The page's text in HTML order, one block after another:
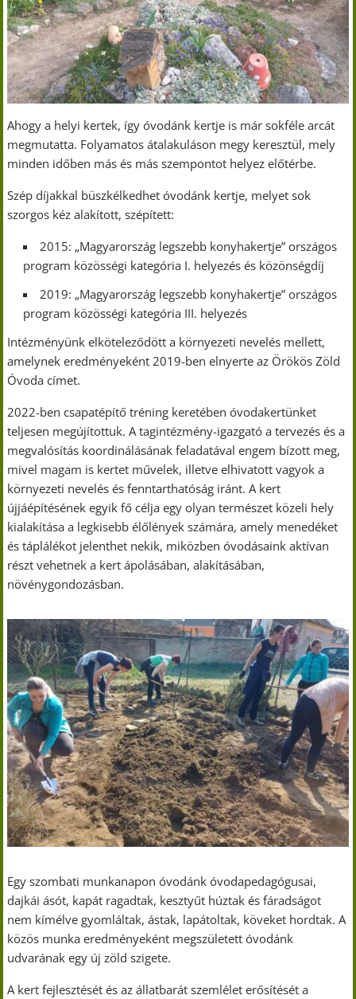
Ahogy a helyi kertek, így óvodánk kertje is már sokféle arcát
megmutatta. Folyamatos átalakuláson megy keresztül, mely
minden időben más és más szempontot helyez előtérbe.
Szép díjakkal büszkélkedhet óvodánk kertje, melyet sok
szorgos kéz alakított, szépített:
2015: „Magyarország legszebb konyhakertje” országos
program közösségi kategória I. helyezés és közönségdíj
2019: „Magyarország legszebb konyhakertje” országos
program közösségi kategória III. helyezés
Intézményünk elköteleződött a környezeti nevelés mellett,
amelynek eredményeként 2019-ben elnyerte az Örökös Zöld
Óvoda címet.
2022-ben csapatépítő tréning keretében óvodakertünket
teljesen megújítottuk. A tagintézmény-igazgató a tervezés és a
megvalósítás koordinálásának feladatával engem bízott meg,
mivel magam is kertet művelek, illetve elhivatott vagyok a
környezeti nevelés és fenntarthatóság iránt. A kert
újjáépítésének egyik fő célja egy olyan természet közeli hely
kialakítása a legkisebb élőlények számára, amely menedéket
és táplálékot jelenthet nekik, miközben óvodásaink aktívan
részt vehetnek a kert ápolásában, alakításában,
növénygondozásban.
Egy szombati munkanapon óvodánk óvodapedagógusai,
dajkái ásót, kapát ragadtak, kesztyűt húztak és fáradságot
nem kímélve gyomláltak, ástak, lapátoltak, köveket hordtak. A
közös munka eredményeként megszületett óvodánk
udvarának egy új zöld szigete.
A kert fejlesztését és az állatbarát szemlélet erősítését a